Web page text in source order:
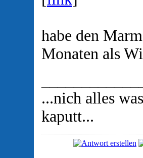
habe den
Monaten als
...nich alles
kaputt...